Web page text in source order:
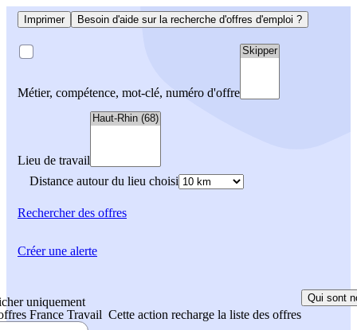
Imprimer Besoin d'aide sur la recherche d'offres d'emploi ?
Métier, compétence, mot-clé, numéro d'offre
Lieu de travail
Distance autour du lieu choisi
Rechercherdes offres
uniquement
France Travail Cette action recharge la liste des offres
Qui sont
Créer une alerte